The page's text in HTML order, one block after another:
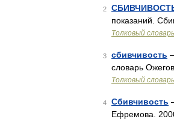
2
показаний.
Толковый
3 сбивчивость
словарь
Толковый
4 Сбивчивость
Ефремова.